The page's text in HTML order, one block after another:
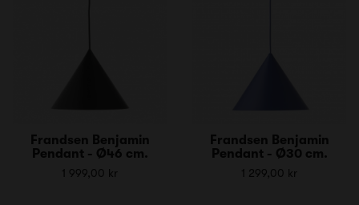
Frandsen Benjamin
Pendant - Ø46 cm.
1 999,00 kr
Frandsen Benjamin
Pendant - Ø30 cm.
1 299,00 kr